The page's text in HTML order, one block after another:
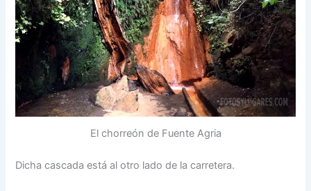
El chorreón de Fuente Agria
Dicha cascada está al otro lado de la carretera.